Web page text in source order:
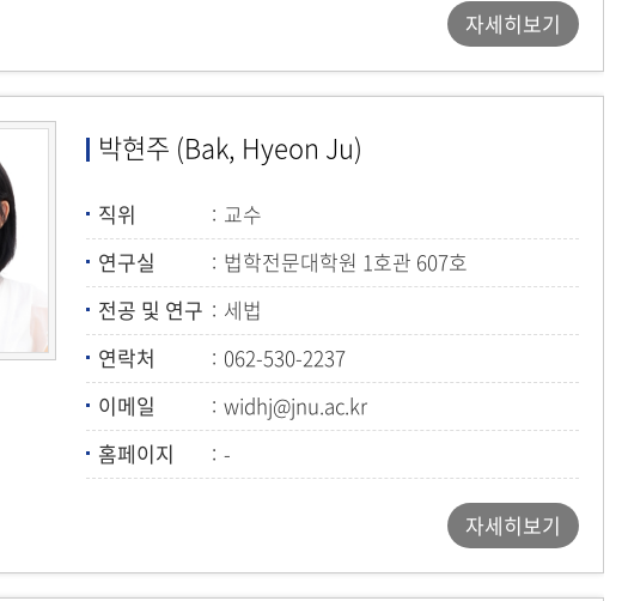
자세히보기
박현주 (Bak, Hyeon Ju)
직위
교수
연구실
법학전문대학원 1호관 607호
전공 및 연구
세법
연락처
062-530-2237
이메일
widhj@jnu.ac.kr
홈페이지
-
자세히보기